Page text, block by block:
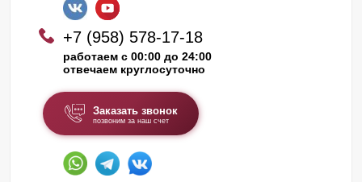
+7 (958) 578-17-18
работаем с 00:00 до 24:00
отвечаем круглосуточно
Заказать звонок
позвоним за наш счет